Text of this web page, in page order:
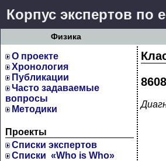
Корпус экспертов по
Физика
О проекте
Хронология
Публикации
Часто задаваемые
вопросы
Методики
Проекты
Cписки экспертов
Списки «Who is Who»